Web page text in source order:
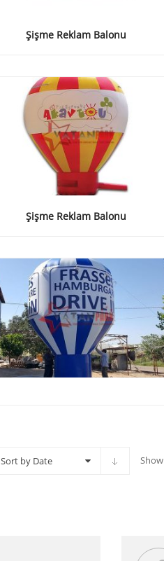
Şişme Reklam Balonu
Şişme Reklam Balonu
Sort by Date Show